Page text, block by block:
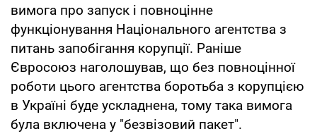
вимога про запуск і повноцінне
функціонування Національного агентства з
питань запобігання корупції. Раніше
Євросоюз наголошував, що без повноцінної
роботи цього агентства боротьба з корупцією
в Україні буде ускладнена, тому така вимога
була включена у "безвізовий пакет".